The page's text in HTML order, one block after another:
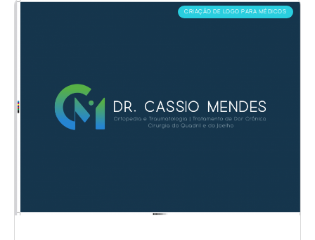
CRIAÇÃO DE LOGO PARA MÉDICOS